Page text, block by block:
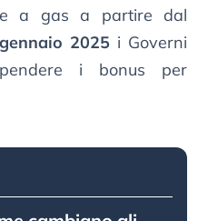
a gas a partire dal
2025 i Governi
i bonus per